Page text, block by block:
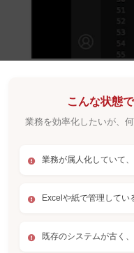
こんな状態
業務を効率化したいが、
業務が属人化していて
Excelや紙で管理してい
既存のシステムが古く